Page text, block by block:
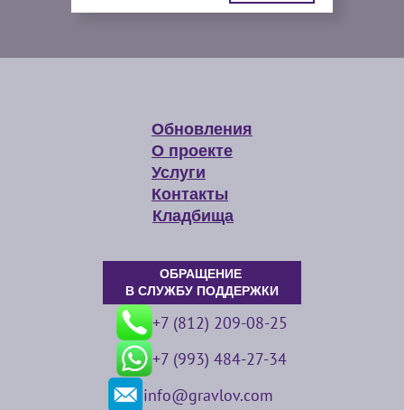
Обновления
О проекте
Услуги
Контакты
Кладбища
ОБРАЩЕНИЕ
В СЛУЖБУ ПОДДЕРЖКИ
+7 (812) 209-08-25
+7 (993) 484-27-34
info@gravlov.com